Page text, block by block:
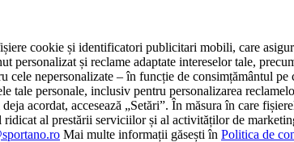
cookie și identificatori publicitari mobili, care
personalizat și reclame adaptate intereselor tale,
nepersonalizate – în funcție de consimțământul
personale, inclusiv pentru personalizarea
acordat, accesează „Setări”. În măsura în care
al prestării serviciilor și al activităților de
Mai multe informații găsești în Politica de